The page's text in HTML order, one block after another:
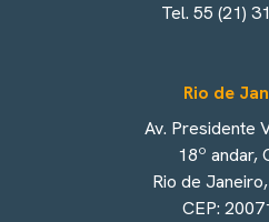
Tel. 55 (21)
Rio de
Av. Presidente
18º andar,
Rio de
CEP: